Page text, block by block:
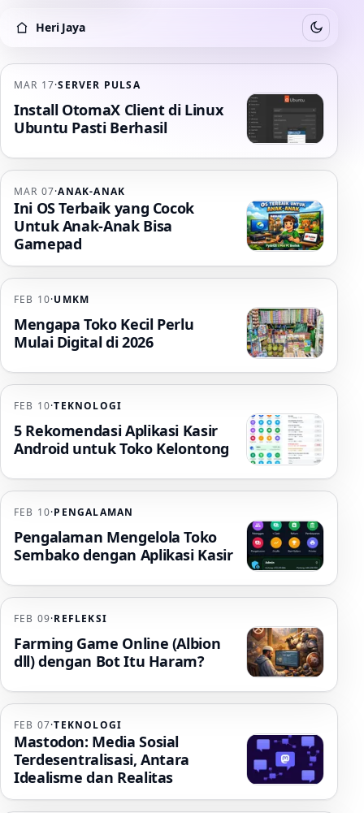
Heri Jaya
Heri Jaya Switch to
MAR 17·SERVER PULSA
Install OtomaX Client di Linux
Ubuntu Pasti Berhasil
MAR 07·ANAK-ANAK
Ini OS Terbaik yang Cocok
Untuk Anak-Anak Bisa
Gamepad
FEB 10·UMKM
Mengapa Toko Kecil Perlu
Mulai Digital di 2026
FEB 10·TEKNOLOGI
5 Rekomendasi Aplikasi Kasir
Android untuk Toko Kelontong
FEB 10·PENGALAMAN
Pengalaman Mengelola Toko
Sembako dengan Aplikasi Kasir
FEB 09·REFLEKSI
Farming Game Online (Albion
dll) dengan Bot Itu Haram?
FEB 07·TEKNOLOGI
Mastodon: Media Sosial
Terdesentralisasi, Antara
Idealisme dan Realitas